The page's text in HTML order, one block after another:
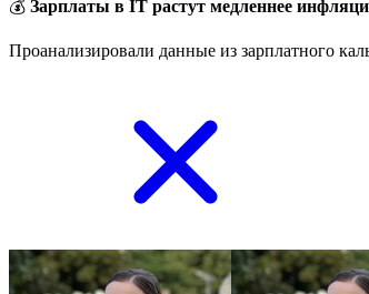
💰 Зарплаты в IT растут медленнее
Проанализировали данные из зарплатного